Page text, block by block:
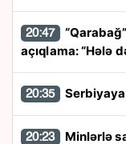
20:47
açıqlama: “Hələ
20:35
20:23